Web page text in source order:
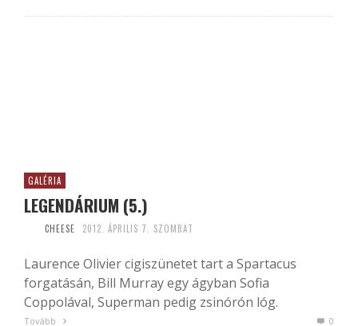
GALÉRIA
LEGENDÁRIUM (5.)
CHEESE 2012. ÁPRILIS 7. SZOMBAT
Laurence Olivier cigiszünetet tart a Spartacus
forgatásán, Bill Murray egy ágyban Sofia
Coppolával, Superman pedig zsinórón lóg.
Tovább 0